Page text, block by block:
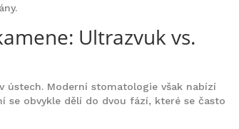
Ultrazvuk vs.
ústech. Moderní stomatologie však nabízí
se obvykle dělí do dvou fází, které se často